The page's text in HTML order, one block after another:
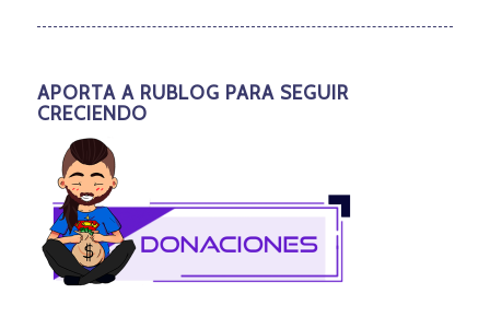
APORTA A RUBLOG PARA SEGUIR
CRECIENDO